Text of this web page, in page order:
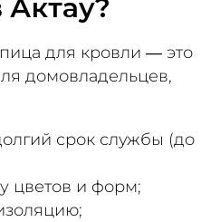
для кровли — это
домовладельцев,
срок службы (до
цветов и форм;